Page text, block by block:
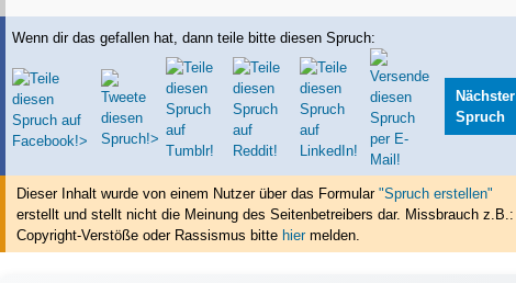
Wenn dir das gefallen hat, dann teile bitte diesen Spruch:
Nächster
Spruch
Dieser Inhalt wurde von einem Nutzer über das Formular "Spruch erstellen"
erstelltund stellt nicht die Meinung des Seitenbetreibers dar. Missbrauch z.B.:
Copyright-Verstöße oder Rassismus bitte hiermelden.